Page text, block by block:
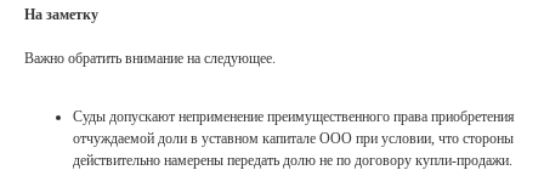
На заметку
Важно обратить внимание на следующее.
Суды допускают неприменение преимущественного права приобретения
отчуждаемой доли в уставном капитале ООО при условии, что стороны
действительно намерены передать долю не по договору купли-продажи.